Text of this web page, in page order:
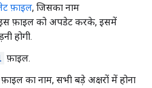
फ़ाइल, जिसका नाम
इस फ़ाइल को अपडेट करके, इसमें
होगी.
फ़ाइल.
का नाम, सभी बड़े अक्षरों में होना